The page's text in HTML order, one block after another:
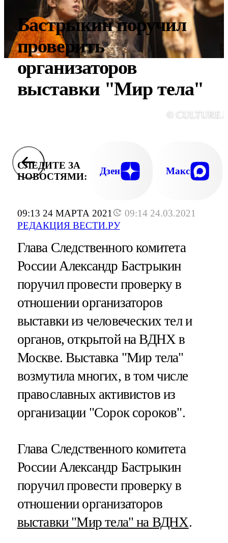
09:13 24 МАРТА 2021
09:14 24.03.2021
РЕДАКЦИЯ ВЕСТИ.РУ
Бастрыкин поручил
проверить
организаторов
выставки "Мир тела"
©
СЛЕДИТЕ ЗА
НОВОСТЯМИ:
Дзен Макс
Глава Следственного комитета
России Александр Бастрыкин
поручил провести проверку в
отношении организаторов
выставки из человеческих тел и
органов, открытой на ВДНХ в
Москве. Выставка "Мир тела"
возмутила многих, в том числе
православных активистов из
организации "Сорок сороков".
Глава Следственного комитета
России Александр Бастрыкин
поручил провести проверку в
отношении организаторов
выставки "Мир тела" на ВДНХ.